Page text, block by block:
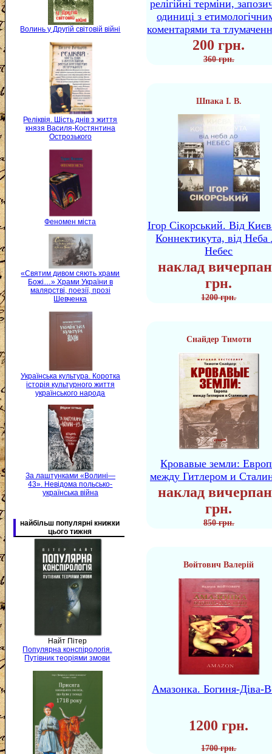
Волинь у Другій світовій війні
Реліквія. Шість днів з життя
князя Василя-Костянтина
Острозького
Феномен міста
«Святим дивом сяють храми
Божі…» Храми України в
малярстві, поезії, прозі
Шевченка
Українська культура. Коротка
історія культурного життя
українського народа
За лаштунками «Волині—
43». Невідома польсько-
українська війна
найбільш популярні книжки
цього тижня
Найт Пітер
Популярна конспірологія.
Путівник теоріями змови
релігійні терміни,
одиниці з
коментарями та
200 грн.
360 грн.
Шпака І. В.
Ігор Сікорський. Від
Коннектикута, від Неба
Небес
наклад
грн.
1200 грн.
Снайдер Тимоти
Кровавые земли:
между Гитлером и
наклад
грн.
850 грн.
Войтович Валерій
Амазонка. Богиня-Діва-
1200 грн.
1700 грн.